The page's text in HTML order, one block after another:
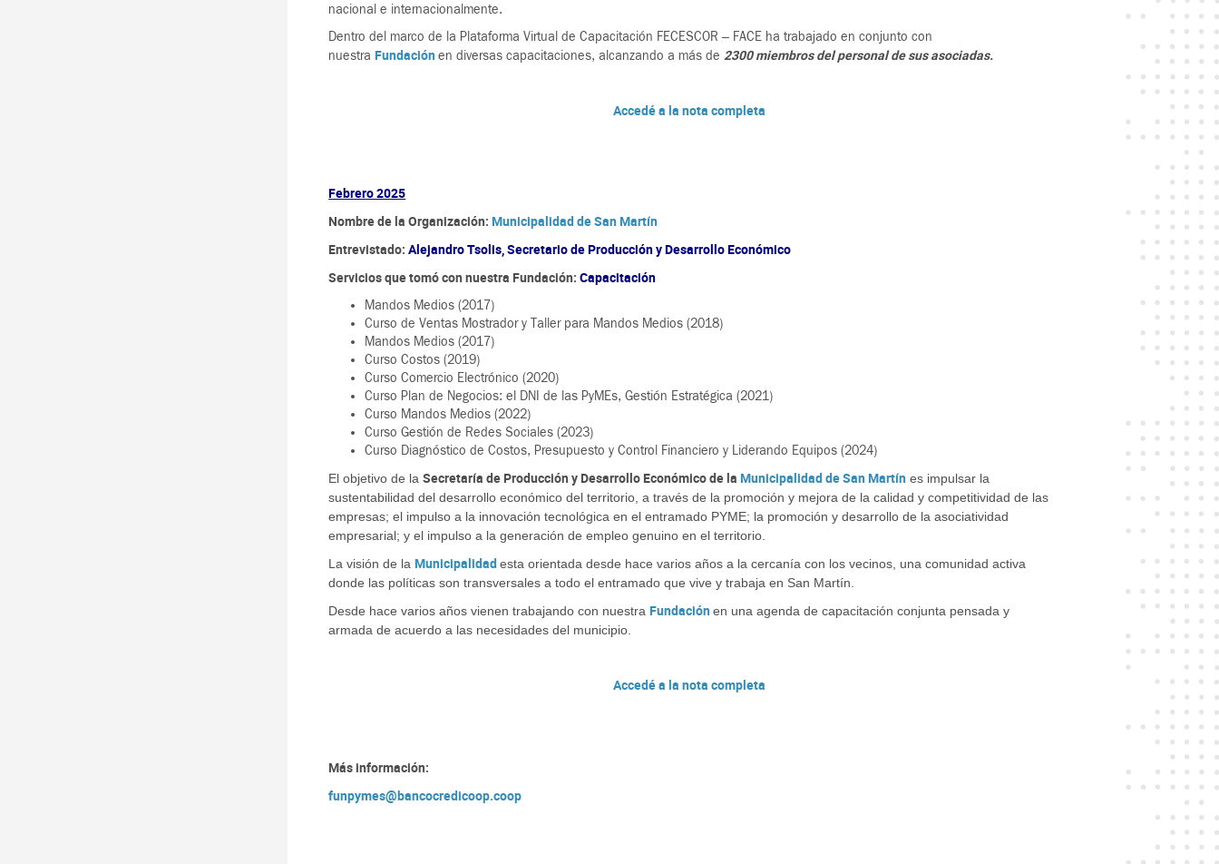
nacional e internacionalmente.
Dentro del marco de la Plataforma Virtual de Capacitación FECESCOR – FACE ha trabajado en conjunto con
nuestra Fundaciónen diversas capacitaciones, alcanzando a más de2300 miembros del personal de sus asociadas.
Accedé a la nota completa
Febrero 2025
Nombre de la Organización: Municipalidad de San Martín
Entrevistado:Alejandro Tsolis, Secretario de Producción y Desarrollo Económico
Servicios que tomó con nuestra Fundación:Capacitación
Mandos Medios (2017)
Curso de Ventas Mostrador y Taller para Mandos Medios (2018)
Mandos Medios (2017)
Curso Costos (2019)
Curso Comercio Electrónico (2020)
Curso Plan de Negocios: el DNI de las PyMEs, Gestión Estratégica (2021)
Curso Mandos Medios (2022)
Curso Gestión de Redes Sociales (2023)
Curso Diagnóstico de Costos, Presupuesto y Control Financiero y Liderando Equipos (2024)
El objetivo de laSecretaría de Producción y Desarrollo Económico de la Municipalidad de San Martín es impulsar la
sustentabilidad del desarrollo económico del territorio, a través de la promoción y mejora de la calidad y competitividad de las
empresas; el impulso a la innovación tecnológica en el entramado PYME; la promoción y desarrollo de la asociatividad
empresarial; y el impulso a la generación de empleo genuino en el territorio.
La visión de la Municipalidadesta orientada desde hace varios años a la cercanía con los vecinos, una comunidad activa
donde las políticas son transversales a todo el entramado que vive y trabaja en San Martín.
​Desde hace varios años vienen trabajando con nuestra Fundaciónen una agenda de capacitación conjunta pensada y
armada de acuerdo a las necesidades del municipio.
Accedé a la nota completa
Más información:
funpymes@bancocredicoop.coop